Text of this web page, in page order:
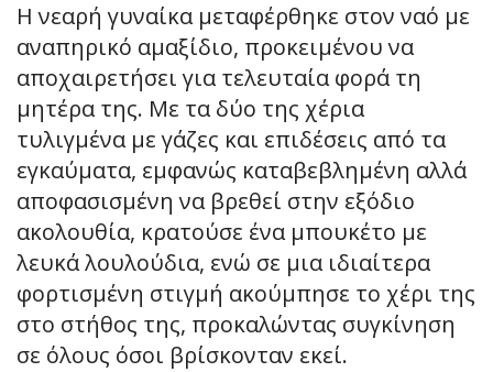
Η νεαρή γυναίκα μεταφέρθηκε στον ναό με
αναπηρικό αμαξίδιο, προκειμένου να
αποχαιρετήσει για τελευταία φορά τη
μητέρα της. Με τα δύο της χέρια
τυλιγμένα με γάζες και επιδέσεις από τα
εγκαύματα, εμφανώς καταβεβλημένη αλλά
αποφασισμένη να βρεθεί στην εξόδιο
ακολουθία, κρατούσε ένα μπουκέτο με
λευκά λουλούδια, ενώ σε μια ιδιαίτερα
φορτισμένη στιγμή ακούμπησε το χέρι της
στο στήθος της, προκαλώντας συγκίνηση
σε όλους όσοι βρίσκονταν εκεί.